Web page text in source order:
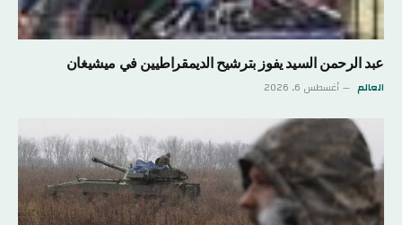
عبد الرحمن السيد يفوز بترشيح الديمقراطيين في ميشيغان
العالم أغسطس 6, 2026